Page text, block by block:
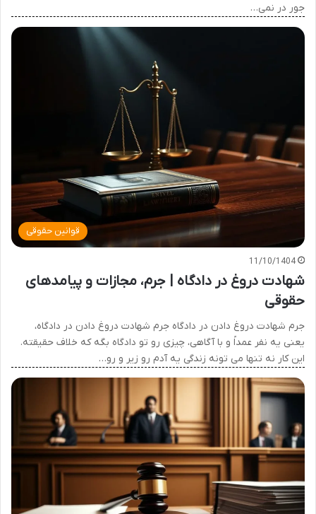
جور در نمی…
قوانین حقوقی
11/10/1404
شهادت دروغ در دادگاه | جرم، مجازات و پیامدهای
حقوقی
جرم شهادت دروغ دادن در دادگاه جرم شهادت دروغ دادن در دادگاه،
یعنی یه نفر عمداً و با آگاهی، چیزی رو تو دادگاه بگه که خلاف حقیقته.
این کار نه تنها می تونه زندگی یه آدم رو زیر و رو…